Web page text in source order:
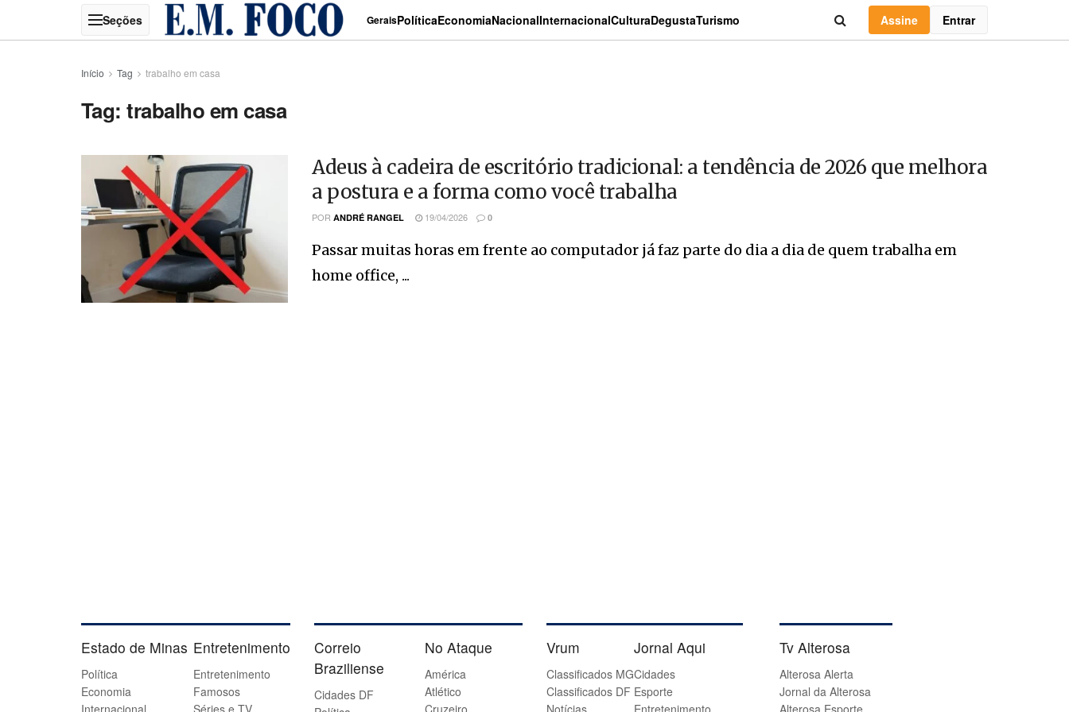
GeraisPolíticaEconomiaNacionalInternacionalCulturaDegustaTurismo Assine Entrar
Início Tag trabalho em casa
Tag:trabalho em casa
Adeus à cadeira de escritório tradicional: a tendência de 2026 que melhora
a postura e a forma como você trabalha
POR ANDRÉ RANGEL 19/04/2026 0
Passar muitas horas em frente ao computador já faz parte do dia a dia de quem trabalha em
home office, ...
Estado de Minas
Política
Economia
Internacional
Entretenimento
Entretenimento
Famosos
Séries e TV
Correio
Braziliense
Cidades DF
No Ataque
América
Atlético
Cruzeiro
Vrum
Classificados MG
Classificados DF
Notícias
Jornal Aqui
Cidades
Esporte
Entretenimento
Tv Alterosa
Alterosa Alerta
Jornal da Alterosa
Alterosa Esporte